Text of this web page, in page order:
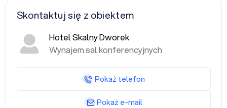
Skontaktuj się z obiektem
Hotel Skalny Dworek
Wynajem sal konferencyjnych
Pokaż telefon
Pokaż e-mail